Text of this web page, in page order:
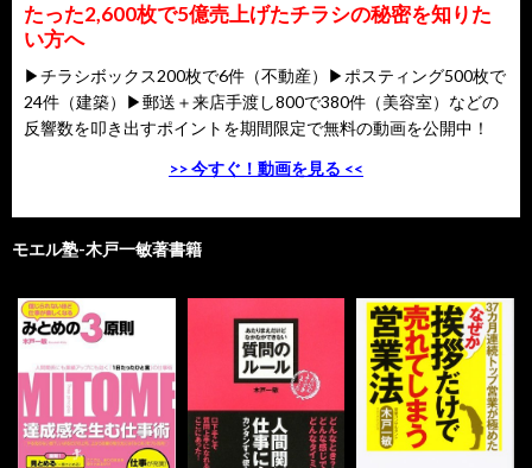
たった2,600枚で5億売上げたチラシの秘密を知りた
い方へ
▶チラシボックス200枚で6件（不動産）▶ポスティング500枚で
24件（建築）▶郵送＋来店手渡し800で380件（美容室）などの
反響数を叩き出すポイントを期間限定で無料の動画を公開中！
>> 今すぐ！動画を見る <<
モエル塾-木戸一敏著書籍